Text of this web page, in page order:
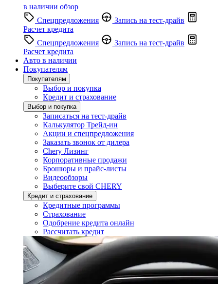
в наличии обзор
Спецпредложения
Запись на тест-драйв
Расчет кредита
Спецпредложения
Запись на тест-драйв
Расчет кредита
Авто в наличии
Покупателям
Покупателям
Выбор и покупка
Кредит и страхование
Выбор и покупка
Записаться на тест-драйв
Калькулятор Трейд-ин
Акции и спецпредложения
Заказать звонок от дилера
Chery Лизинг
Корпоративные продажи
Брошюры и прайс-листы
Видеообзоры
Выберите свой CHERY
Кредит и страхование
Кредитные программы
Страхование
Одобрение кредита онлайн
Рассчитать кредит